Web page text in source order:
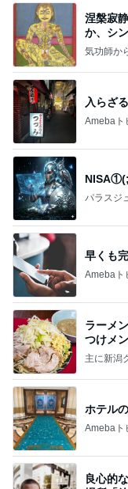
涅槃寂
か、シ
ことが
気功師か
入らざ
Amebaト
パラスジ
早くも
Amebaト
ラーメ
つけメ
主に新潟
ホテル
Amebaト
良心的